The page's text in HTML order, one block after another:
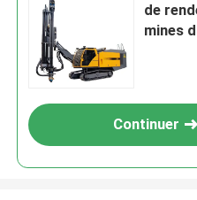
de
mines
Continuer